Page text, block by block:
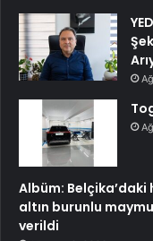
Albüm:
altın burunlu
verildi